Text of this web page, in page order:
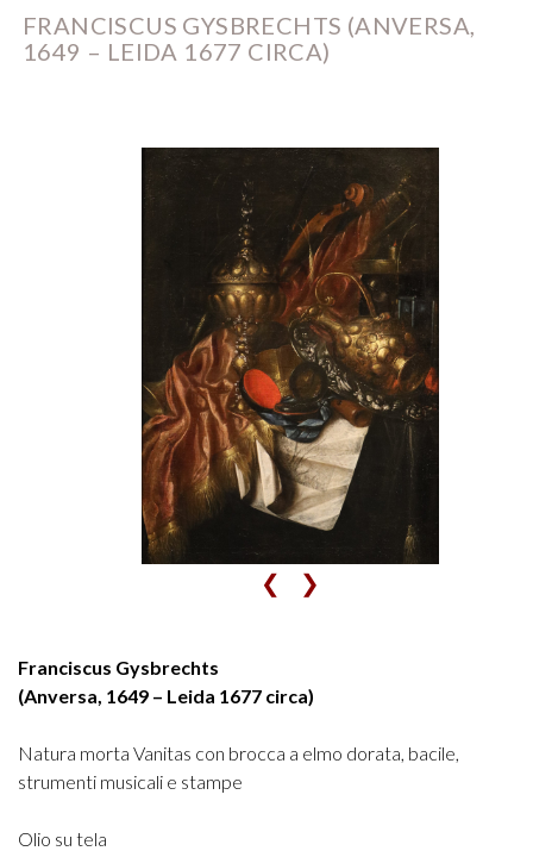
FRANCISCUS GYSBRECHTS (ANVERSA,
1649 – LEIDA 1677 CIRCA)
❮ ❯
Franciscus Gysbrechts
(Anversa, 1649 – Leida 1677 circa)
Natura morta Vanitas con brocca a elmo dorata, bacile,
strumenti musicali e stampe
Olio su tela